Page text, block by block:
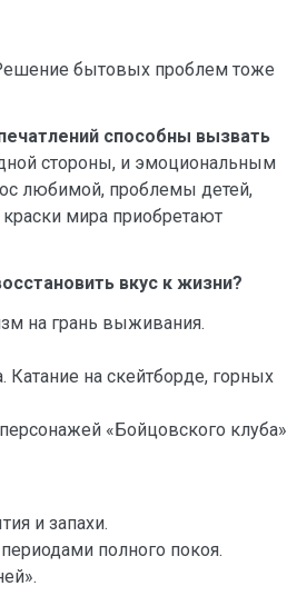
бытовых проблем тоже
способны вызвать
стороны, и эмоциональным
любимой, проблемы детей,
мира приобретают
вкус к жизни?
на грань выживания.
на скейтборде, горных
«Бойцовского клуба»
и запахи.
полного покоя.